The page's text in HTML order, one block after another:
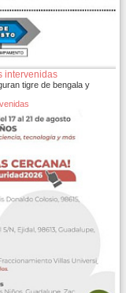
intervenidas
tigre de bengala y